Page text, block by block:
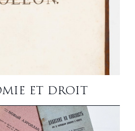
et droit